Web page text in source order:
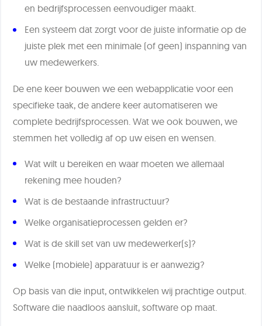
en bedrijfsprocessen eenvoudiger maakt.
Een systeem dat zorgt voor de juiste informatie op de
juiste plek met een minimale (of geen) inspanning van
uw medewerkers.
De ene keer bouwen we een webapplicatie voor een
specifieke taak, de andere keer automatiseren we
complete bedrijfsprocessen. Wat we ook bouwen, we
stemmen het volledig af op uw eisen en wensen.
Wat wilt u bereiken en waar moeten we allemaal
rekening mee houden?
Wat is de bestaande infrastructuur?
Welke organisatieprocessen gelden er?
Wat is de skill set van uw medewerker(s)?
Welke (mobiele) apparatuur is er aanwezig?
Op basis van die input, ontwikkelen wij prachtige output.
Software die naadloos aansluit, software op maat.